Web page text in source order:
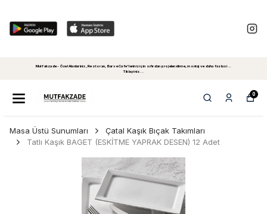
Mutfakzade - Özel Alanlariniz, Restoran, Bar ve Cafe'leriniz için sıfırdan projelendirme, montaj ve daha fazlasi...
Tiklayiniz...
0
Masa Üstü Sunumları
Çatal Kaşık Bıçak Takımları
Tatlı Kaşık BAGET (ESKİTME YAPRAK DESEN) 12 Adet